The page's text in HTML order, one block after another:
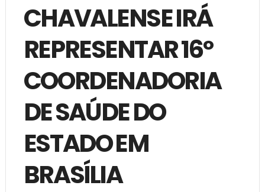
CHAVALENSE IRÁ
REPRESENTAR 16º
COORDENADORIA
DE SAÚDE DO
ESTADO EM
BRASÍLIA